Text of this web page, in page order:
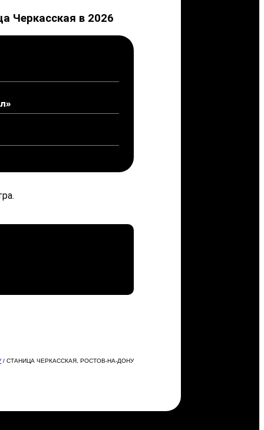
Черкасская в 2026
/ СТАНИЦА ЧЕРКАССКАЯ, РОСТОВ-НА-ДОНУ